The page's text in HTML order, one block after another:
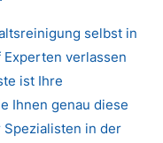
selbst in
verlassen
ist Ihre
Ihnen genau diese
in der